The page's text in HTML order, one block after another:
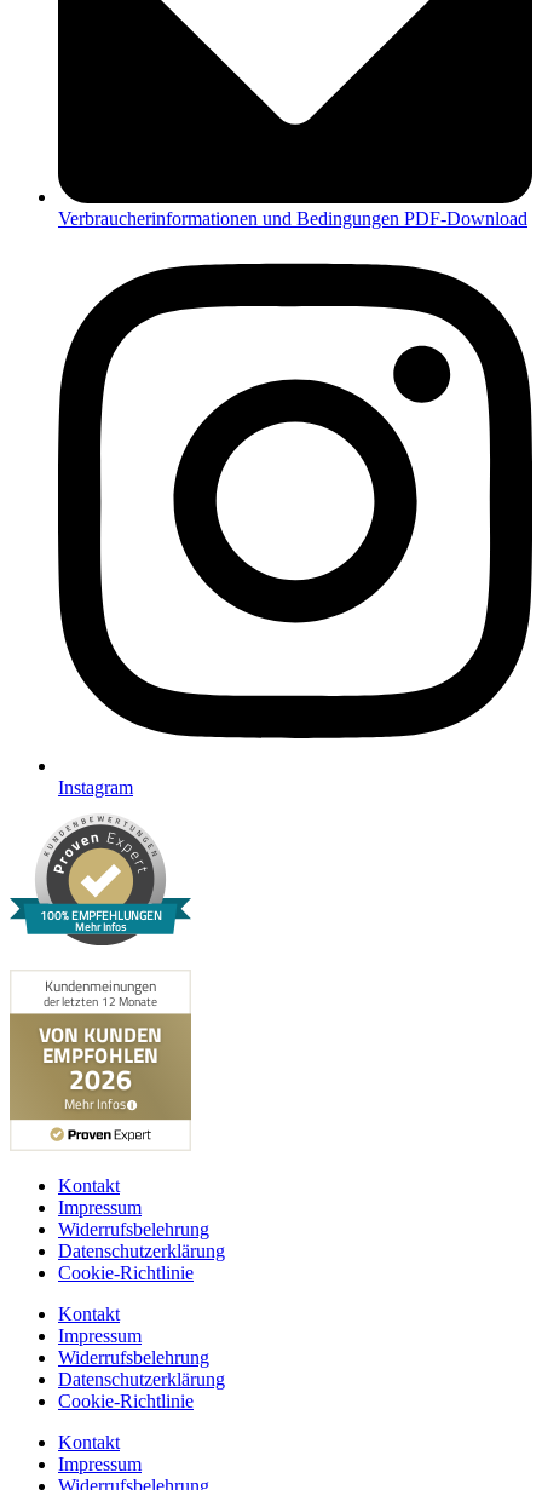
Verbraucherinformationen und Bedingungen PDF-Download
Instagram
100% EMPFEHLUNGEN
Mehr Infos
Kontakt
Impressum
Widerrufsbelehrung
Datenschutzerklärung
Cookie-Richtlinie
Kontakt
Impressum
Widerrufsbelehrung
Datenschutzerklärung
Cookie-Richtlinie
Kontakt
Impressum
Widerrufsbelehrung